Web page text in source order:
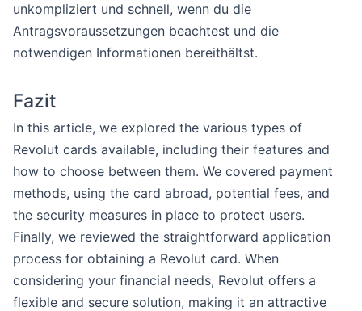
unkompliziert und schnell, wenn du die
Antragsvoraussetzungen beachtest und die
notwendigen Informationen bereithältst.
Fazit
In this article, we explored the various types of
Revolut cards available, including their features and
how to choose between them. We covered payment
methods, using the card abroad, potential fees, and
the security measures in place to protect users.
Finally, we reviewed the straightforward application
process for obtaining a Revolut card. When
considering your financial needs, Revolut offers a
flexible and secure solution, making it an attractive